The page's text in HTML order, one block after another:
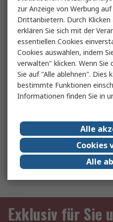
Doppelseitige
Induktivitäten
Handschutz
Gehörschutz
Warnbekleidung
Exklusiv für Sie
zur Anzeige von Werbung
Drittanbietern. Durch
erklären Sie sich mit der
essentiellen Cookies
Cookies auswählen, indem
verwalten" klicken. Wenn
Sie auf "Alle ablehnen". Dies
bestimmte Funktionen
Informationen finden Sie in
Alle
Cookies
Alle